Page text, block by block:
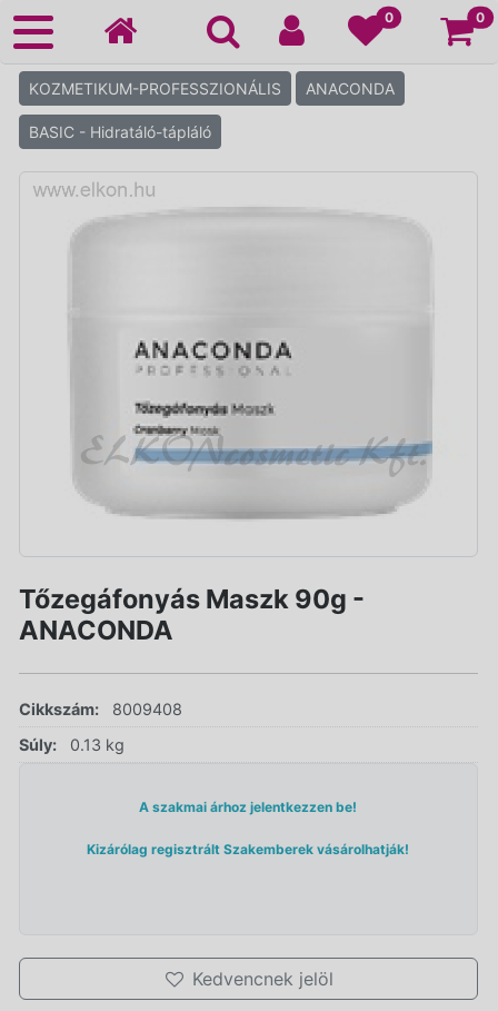
0 0
KOZMETIKUM-PROFESSZIONÁLIS ANACONDA
BASIC - Hidratáló-tápláló
Tőzegáfonyás Maszk 90g -
ANACONDA
Cikkszám:
8009408
Súly:
0.13 kg
A szakmai árhoz jelentkezzen be!
Kizárólag regisztrált Szakemberek vásárolhatják!
Kedvencnek jelöl